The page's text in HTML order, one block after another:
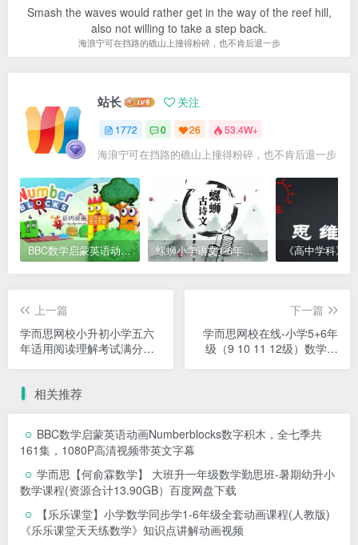
Smash the waves would rather get in the way of the reef hill,
also not willing to take a step back.
海浪宁可在挡路的礁山上撞得粉碎，也不肯后退一步
站长 关注
1772 0 26 53.4W+
海浪宁可在挡路的礁山上撞得粉碎，也不肯后退一步
BBC数学启蒙英语动画Numberblocks数字积木，全七季共161集，1080P高清视频带英文字幕 螺蛳小学语文1-6年级《小学古诗文》课程视频
上一篇
学而思网校小升初小学五六
年适用阅读理解考试满分突
下一篇
学而思网校在线-小学5+6年
级（9 10 11 12级）数学思
相关推荐
BBC数学启蒙英语动画Numberblocks数字积木，全七季共
161集，1080P高清视频带英文字幕
学而思【何俞霖数学】 大班升一年级数学勤思班-暑期幼升小
数学课程(资源合计13.90GB）百度网盘下载
【乐乐课堂】小学数学同步学1-6年级全套动画课程(人教版)
《乐乐课堂天天练数学》知识点讲解动画视频